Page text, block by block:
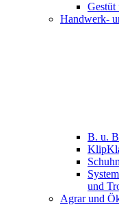
Handwerk-
B. u.
und
Agrar und